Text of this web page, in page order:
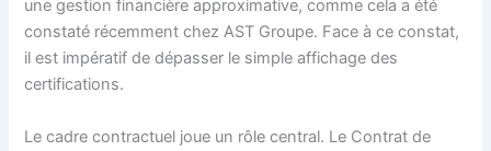
une gestion financière approximative, comme cela a été
constaté récemment chez AST Groupe. Face à ce constat,
il est impératif de dépasser le simple affichage des
certifications.
Le cadre contractuel joue un rôle central. Le Contrat de